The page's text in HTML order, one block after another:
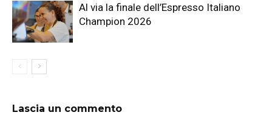
Al via la finale dell’Espresso Italiano
Champion 2026
Lascia un commento